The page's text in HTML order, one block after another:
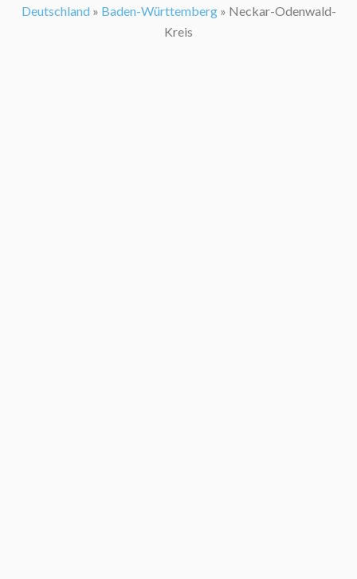
Deutschland» Baden-Württemberg» Neckar-Odenwald-
Kreis